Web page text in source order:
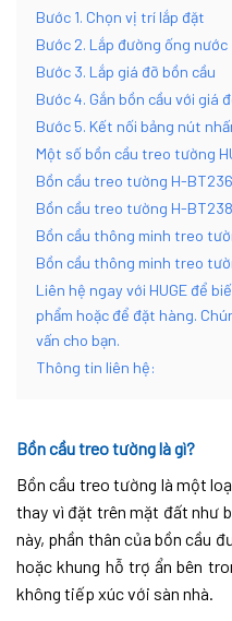
Bước 1. Chọn vị trí lắp đặt
Bước 2. Lắp đường ống nước
Bước 3. Lắp giá đỡ bồn cầu
Bước 4. Gắn bồn cầu với giá
Bước 5. Kết nối bảng nút
Một số bồn cầu treo tường
Bồn cầu treo tường H-BT236
Bồn cầu treo tường H-
Bồn cầu thông minh treo
Bồn cầu thông minh treo
Liên hệ ngay với HUGE để
phẩm hoặc để đặt hàng.
vấn cho bạn.
Thông tin liên hệ:
Bồn cầu treo tường là gì?
Bồn cầu treo tường là một
thay vì đặt trên mặt đất như
này, phần thân của bồn cầu
hoặc khung hỗ trợ ẩn bên
không tiếp xúc với sàn nhà.